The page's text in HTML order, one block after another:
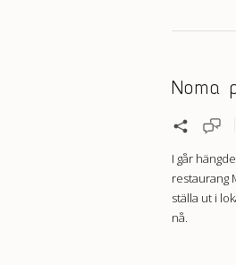
Noma
I går
restaurang
ställa ut i
nå.